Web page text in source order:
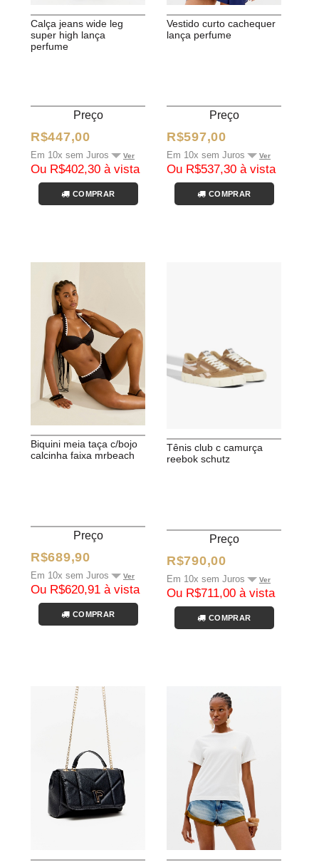
calça jeans wide leg
super high lança
perfume
Preço
R$447,00
Em 10x sem Juros Ver
Ou R$402,30 à vista
COMPRAR
vestido curto cachequer
lança perfume
Preço
R$597,00
Em 10x sem Juros Ver
Ou R$537,30 à vista
COMPRAR
biquini meia taça c/bojo
calcinha faixa mrbeach
Preço
R$689,90
Em 10x sem Juros Ver
Ou R$620,91 à vista
COMPRAR
tênis club c camurça
reebok schutz
Preço
R$790,00
Em 10x sem Juros Ver
Ou R$711,00 à vista
COMPRAR